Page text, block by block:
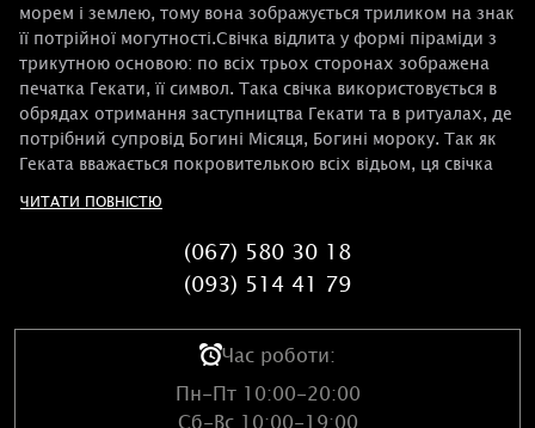
морем і землею, тому вона зображується триликом на знак
її потрійної могутності.Свічка відлита у формі піраміди з
трикутною основою: по всіх трьох сторонах зображена
печатка Гекати, її символ. Така свічка використовується в
обрядах отримання заступництва Гекати та в ритуалах, де
потрібний супровід Богині Місяця, Богині мороку. Так як
Геката вважається покровителькою всіх відьом, ця свічка
ЧИТАТИ ПОВНІСТЮ
(067) 580 30 18
(093) 514 41 79
Час роботи:
Пн-Пт 10:00-20:00
Сб-Вс 10:00-19:00